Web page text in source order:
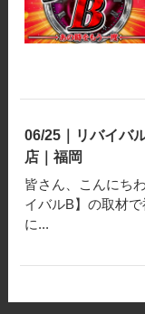
06/25｜リバイバ
店｜福岡
皆さん、こんにち
イバルB】の取材
に...